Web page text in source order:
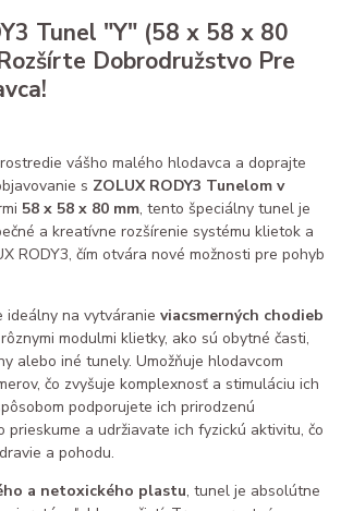
Tunel "Y" (58 x 58 x 80
Dobrodružstvo Pre
vášho malého hlodavca a doprajte
s ZOLUX RODY3 Tunelom v
58 x 58 x 80 mm, tento špeciálny tunel je
a kreatívne rozšírenie systému klietok a
RODY3, čím otvára nové možnosti pre pohyb
ideálny na vytváranieviacsmerných chodieb
modulmi klietky, ako sú obytné časti,
alebo iné tunely. Umožňuje hlodavcom
čo zvyšuje komplexnosť a stimuláciu ich
podporujete ich prirodzenú
prieskume a udržiavate ich fyzickú aktivitu, čo
a pohodu.
a netoxického plastu, tunel je absolútne